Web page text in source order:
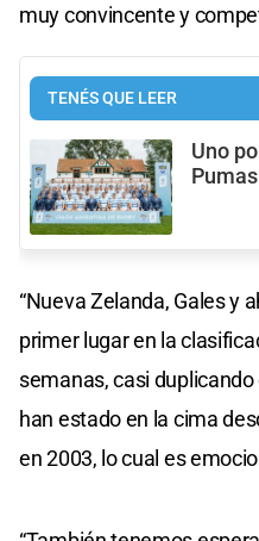
muy convincente y
TENÉS QUE LEER
Uno
“Nueva Zelanda, Gales y
primer lugar en la
semanas, casi
han estado en la cima
en 2003, lo cual es